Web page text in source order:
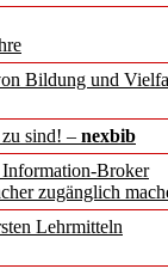
Bildung und
sind! – nexbib
Broker
zugänglich
Lehrmitteln
für